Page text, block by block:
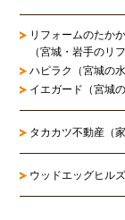
リフォームのたか
（宮城・岩手のリ
ハピラク（宮城の
イエガード（宮城
タカカツ不動産（
ウッドエッグヒル